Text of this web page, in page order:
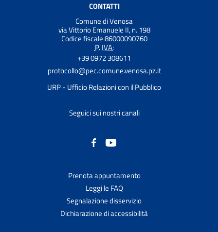
CONTATTI
Comune di Venosa
via Vittorio Emanuele II, n. 198
Codice fiscale 86000090760
P. IVA:
+39 0972 308611
protocollo@pec.comune.venosa.pz.it
URP - Ufficio Relazioni con il Pubblico
Seguici sui nostri canali
Prenota appuntamento
Leggi le FAQ
Segnalazione disservizio
Dichiarazione di accessibilità